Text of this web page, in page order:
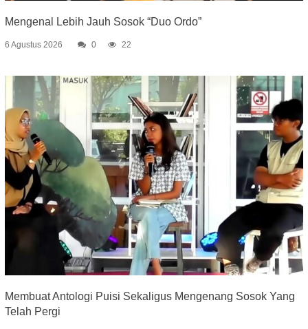
Mengenal Lebih Jauh Sosok “Duo Ordo”
6 Agustus 2026 0 22
Membuat Antologi Puisi Sekaligus Mengenang Sosok Yang
Telah Pergi